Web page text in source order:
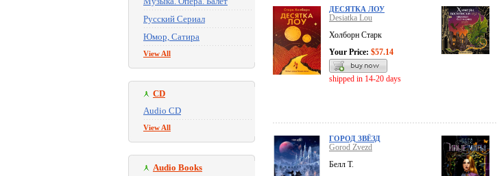
Русский Сериал
Юмор, Сатира
View All
CD
Audio CD
View All
Audio Books
ДЕСЯТКА ЛОУ
Desiatka Lou
Холборн Старк
Your Price: $57.14
shipped in 14-20 days
ГОРОД ЗВЁЗД
Gorod Zvezd
Белл Т.